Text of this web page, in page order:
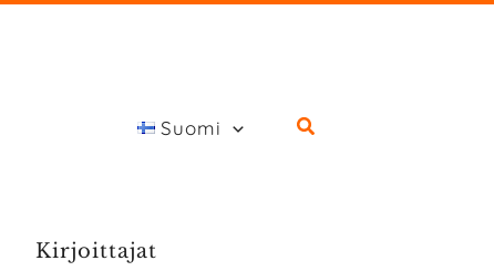
Suomi
Kirjoittajat